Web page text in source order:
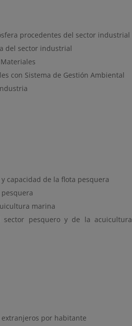
procedentes del sector industrial
del sector industrial
con Sistema de Gestión Ambiental
capacidad de la flota pesquera
marina
sector pesquero y de la acuicultura
por habitante